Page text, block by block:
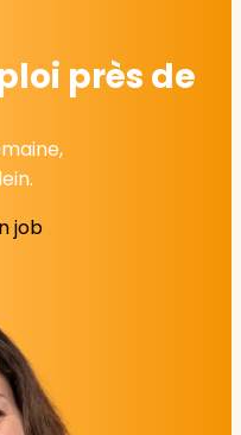
près de
job